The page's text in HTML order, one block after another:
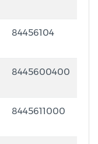
84456104
8445600400
8445611000